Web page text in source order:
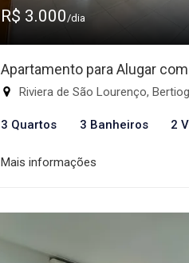
R$ 3.000/dia
Apartamento para Alugar
Riviera de São Lourenço,
3 Quartos 3 Banheiros 2
Mais informações